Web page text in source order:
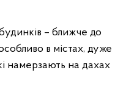
– ближче до
в містах, дуже
намерзають на дахах